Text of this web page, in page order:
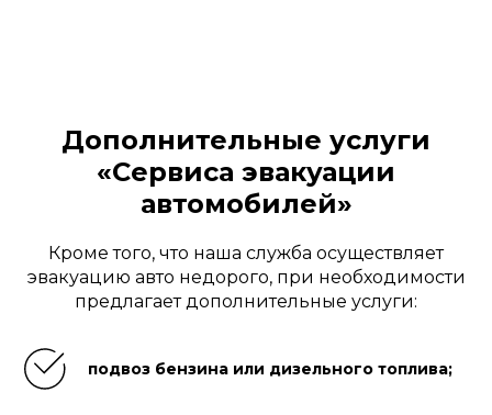
Дополнительные услуги
«Сервиса эвакуации
автомобилей»
Кроме того, что наша служба осуществляет
эвакуацию авто недорого, при необходимости
предлагает дополнительные услуги:
подвоз бензина или дизельного топлива;